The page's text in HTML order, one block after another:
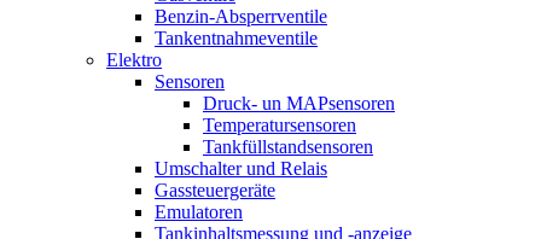
Benzin-Absperrventile
Tankentnahmeventile
Elektro
Sensoren
Druck- un MAPsensoren
Temperatursensoren
Tankfüllstandsensoren
Umschalter und Relais
Gassteuergeräte
Emulatoren
Tankinhaltsmessung und -anzeige